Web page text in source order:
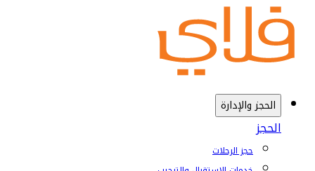
الحجز والإدارة
الحجز
حجز الرحلات